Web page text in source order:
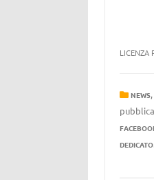
LICENZA
NEWS,
DEDICATO